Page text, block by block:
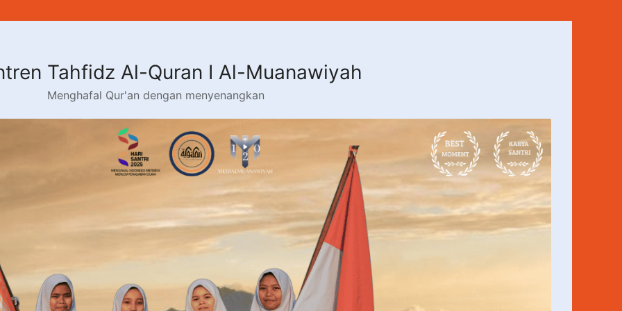
Tahfidz Al-Quran I Al-Muanawiyah
Menghafal Qur'an dengan menyenangkan